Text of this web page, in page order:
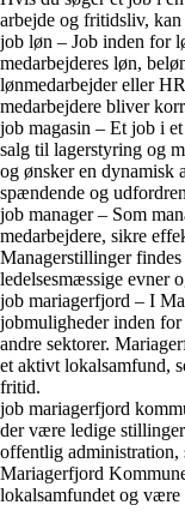
arbejde og fritidsliv,
job løn – Job inden for
medarbejderes løn,
lønmedarbejder eller
medarbejdere bliver
job magasin – Et job i
salg til lagerstyring og
og ønsker en dynamisk
spændende og
job manager – Som
medarbejdere, sikre
Managerstillinger
ledelsesmæssige evner
job mariagerfjord – I
jobmuligheder inden
andre sektorer.
et aktivt lokalsamfund,
fritid.
job mariagerfjord
der være ledige
offentlig administration,
Mariagerfjord
lokalsamfundet og være